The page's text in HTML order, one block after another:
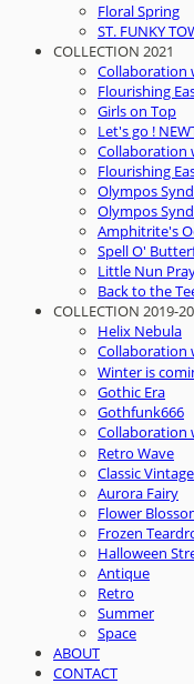
Floral Spring
ST. FUNKY
COLLECTION 2021
Collaboration
Flourishing
Girls on Top
Let's go !
Collaboration
Flourishing
Olympos
Olympos
Amphitrite's
Spell O'
Little Nun
Back to the
COLLECTION 2019-
Helix Nebula
Collaboration
Winter is
Gothic Era
Gothfunk666
Collaboration
Retro Wave
Classic Vintage
Aurora Fairy
Flower
Frozen
Halloween
Antique
Retro
Summer
Space
ABOUT
CONTACT